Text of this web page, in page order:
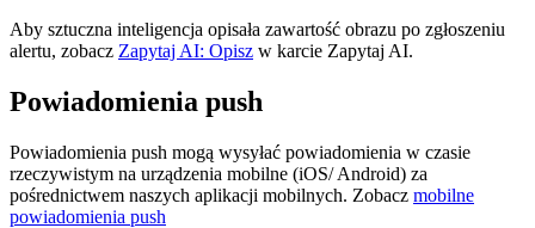
Aby sztuczna inteligencja opisała zawartość obrazu po zgłoszeniu
alertu, zobacz Zapytaj AI: Opisz w karcie Zapytaj AI.
Powiadomienia push
Powiadomienia push mogą wysyłać powiadomienia w czasie
rzeczywistym na urządzenia mobilne (iOS/ Android) za
pośrednictwem naszych aplikacji mobilnych. Zobacz mobilne
powiadomienia push